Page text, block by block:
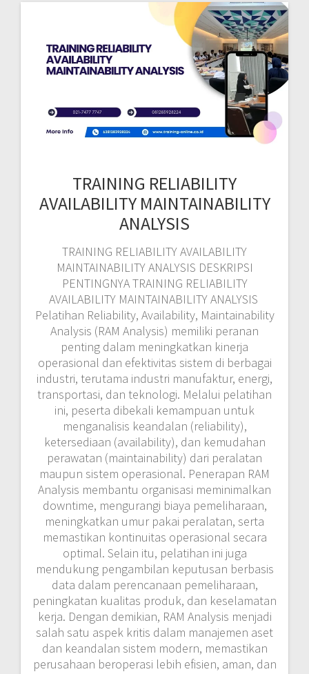
TRAINING RELIABILITY
AVAILABILITY MAINTAINABILITY
ANALYSIS
TRAINING RELIABILITY AVAILABILITY
MAINTAINABILITY ANALYSIS DESKRIPSI
PENTINGNYA TRAINING RELIABILITY
AVAILABILITY MAINTAINABILITY ANALYSIS
Pelatihan Reliability, Availability, Maintainability
Analysis (RAM Analysis) memiliki peranan
penting dalam meningkatkan kinerja
operasional dan efektivitas sistem di berbagai
industri, terutama industri manufaktur, energi,
transportasi, dan teknologi. Melalui pelatihan
ini, peserta dibekali kemampuan untuk
menganalisis keandalan (reliability),
ketersediaan (availability), dan kemudahan
perawatan (maintainability) dari peralatan
maupun sistem operasional. Penerapan RAM
Analysis membantu organisasi meminimalkan
downtime, mengurangi biaya pemeliharaan,
meningkatkan umur pakai peralatan, serta
memastikan kontinuitas operasional secara
optimal. Selain itu, pelatihan ini juga
mendukung pengambilan keputusan berbasis
data dalam perencanaan pemeliharaan,
peningkatan kualitas produk, dan keselamatan
kerja. Dengan demikian, RAM Analysis menjadi
salah satu aspek kritis dalam manajemen aset
dan keandalan sistem modern, memastikan
perusahaan beroperasi lebih efisien, aman, dan